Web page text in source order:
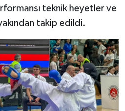
teknik heyetler ve
takip edildi.